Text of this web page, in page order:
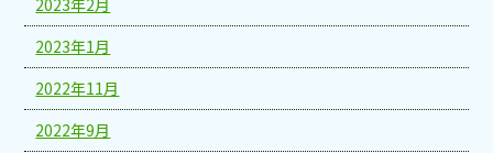
2023年2月
2023年1月
2022年11月
2022年9月